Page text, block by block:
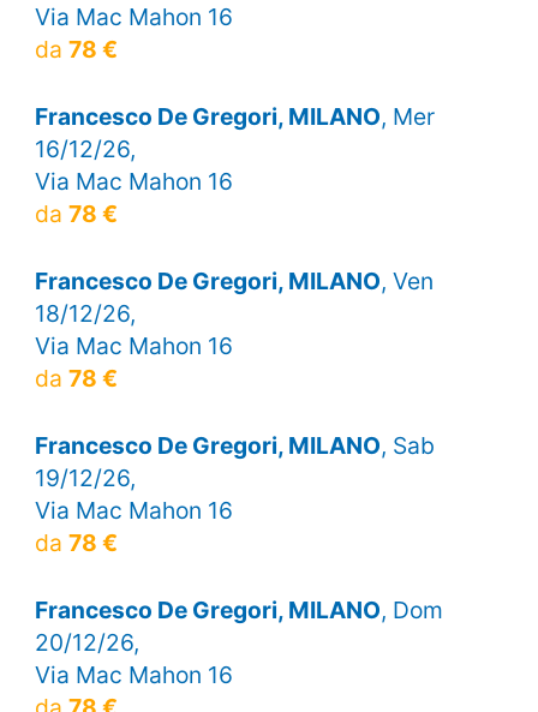
Via Mac Mahon 16
da 78 €
Francesco De Gregori, MILANO, Mer
16/12/26,
Via Mac Mahon 16
da 78 €
Francesco De Gregori, MILANO, Ven
18/12/26,
Via Mac Mahon 16
da 78 €
Francesco De Gregori, MILANO, Sab
19/12/26,
Via Mac Mahon 16
da 78 €
Francesco De Gregori, MILANO, Dom
20/12/26,
Via Mac Mahon 16